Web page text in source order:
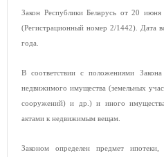
Закон Республики Беларусь от 20
(Регистрационный номер 2/1442). Дата
года.
В соответствии с положениями Закона
недвижимого имущества (земельных
сооружений) и др.) и иного
актами к недвижимым вещам.
Законом определен предмет